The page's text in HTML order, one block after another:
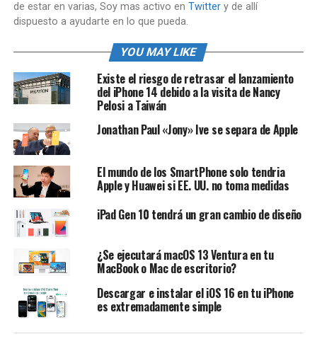
de estar en varias, Soy mas activo en Twittery de allí
dispuesto a ayudarte en lo que pueda.
YOU MAY LIKE
Existe el riesgo de retrasar el lanzamiento
del iPhone 14 debido a la visita de Nancy
Pelosi a Taiwán
Jonathan Paul «Jony» Ive se separa de Apple
El mundo de los SmartPhone solo tendria
Apple y Huawei si EE. UU. no toma medidas
iPad Gen 10 tendrá un gran cambio de diseño
¿Se ejecutará macOS 13 Ventura en tu
MacBook o Mac de escritorio?
Descargar e instalar el iOS 16 en tu iPhone
es extremadamente simple